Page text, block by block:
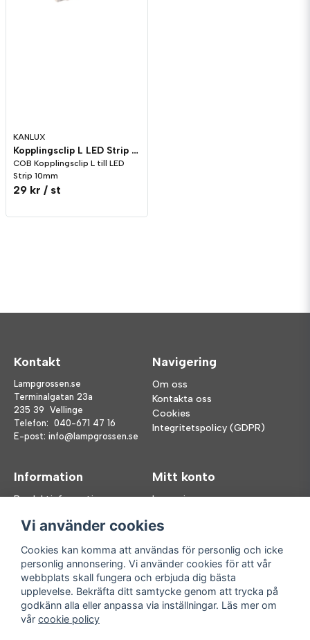
KANLUX
Kopplingsclip L LED Strip COB 10mm
COB Kopplingsclip L till LED
Strip 10mm
29 kr / st
Kontakt
Lampgrossen.se
Terminalgatan 23a
235 39 Vellinge
Telefon: 040-671 47 16
E-post: info@lampgrossen.se
Navigering
Om oss
Kontakta oss
Cookies
Integritetspolicy (GDPR)
Information
Produktinformation
FAQ
Mitt konto
Logga in
Glömt lösenord?
Följ oss
Facebook
Instagram
Handla enkelt
Vi använder cookies
Cookies kan komma att användas för personlig och icke
personlig annonsering. Vi använder cookies för att vår
webbplats skall fungera och erbjuda dig bästa
upplevelse. Bekräfta ditt samtycke genom att trycka på
godkänn alla eller anpassa via inställningar. Läs mer om
vår cookie policy